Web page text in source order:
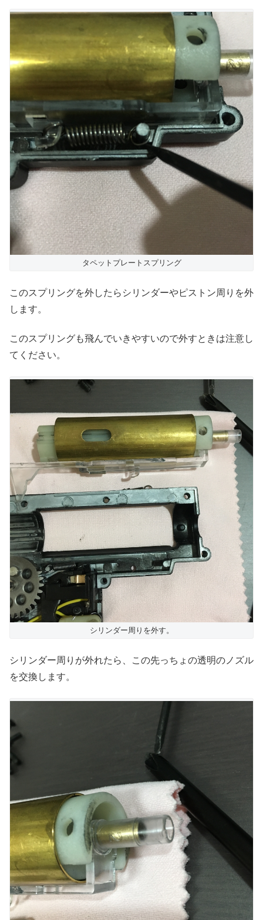
タペットプレートスプリング
このスプリングを外したらシリンダーやピストン周りを外
します。
このスプリングも飛んでいきやすいので外すときは注意し
てください。
シリンダー周りを外す。
シリンダー周りが外れたら、この先っちょの透明のノズル
を交換します。